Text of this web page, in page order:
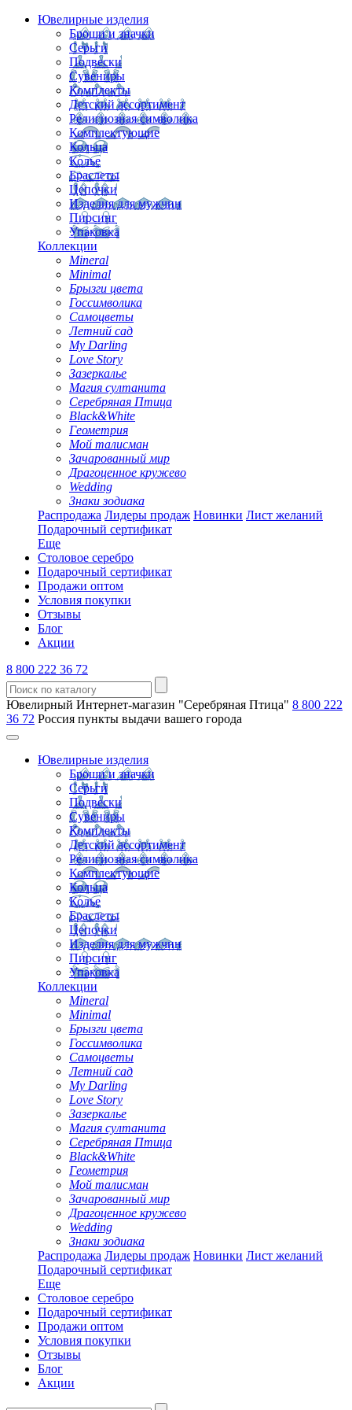
Ювелирные изделия
Броши и значки
Серьги
Подвески
Сувениры
Комплекты
Детский ассортимент
Религиозная символика
Комплектующие
Кольца
Колье
Браслеты
Цепочки
Изделия для мужчин
Пирсинг
Упаковка
Коллекции
Mineral
Minimal
Брызги цвета
Госсимволика
Самоцветы
Летний сад
My Darling
Love Story
Зазеркалье
Магия султанита
Серебряная Птица
Black&White
Геометрия
Мой талисман
Зачарованный мир
Драгоценное кружево
Wedding
Знаки зодиака
Распродажа Лидеры продаж Новинки Лист желаний
Подарочный сертификат
Еще
Столовое серебро
Подарочный сертификат
Продажи оптом
Условия покупки
Отзывы
Блог
Акции
8 800 222 36 72
Ювелирный Интернет-магазин "Серебряная Птица" 8 800 222
36 72 Россия пункты выдачи вашего города
Ювелирные изделия
Броши и значки
Серьги
Подвески
Сувениры
Комплекты
Детский ассортимент
Религиозная символика
Комплектующие
Кольца
Колье
Браслеты
Цепочки
Изделия для мужчин
Пирсинг
Упаковка
Коллекции
Mineral
Minimal
Брызги цвета
Госсимволика
Самоцветы
Летний сад
My Darling
Love Story
Зазеркалье
Магия султанита
Серебряная Птица
Black&White
Геометрия
Мой талисман
Зачарованный мир
Драгоценное кружево
Wedding
Знаки зодиака
Распродажа Лидеры продаж Новинки Лист желаний
Подарочный сертификат
Еще
Столовое серебро
Подарочный сертификат
Продажи оптом
Условия покупки
Отзывы
Блог
Акции